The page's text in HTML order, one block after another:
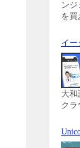
ン
を買
イー
大和
クラ